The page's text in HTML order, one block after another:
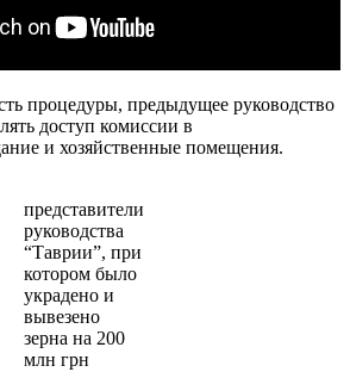
процедуры, предыдущее руководство
доступ комиссии в
и хозяйственные помещения.
представители
руководства
“Таврии”, при
котором было
украдено и
вывезено
зерна на 200
млн грн